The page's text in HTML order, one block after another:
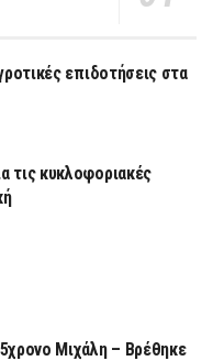
επιδοτήσεις στα
τις κυκλοφοριακές
Μιχάλη – Βρέθηκε